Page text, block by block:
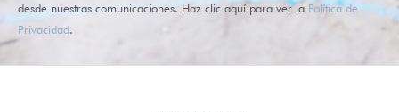
desde nuestras comunicaciones. Haz clic aquí para ver la Política de
Privacidad.